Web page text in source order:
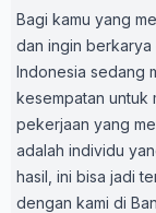
Bagi kamu yang
dan ingin berkarya
Indonesia sedang
kesempatan untuk
pekerjaan yang
adalah individu
hasil, ini bisa jadi
dengan kami di